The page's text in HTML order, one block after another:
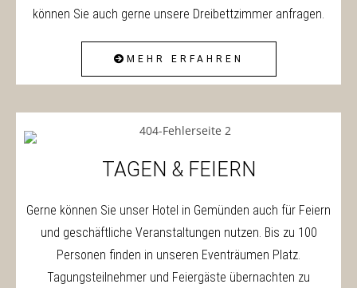
können Sie auch gerne unsere Dreibettzimmer anfragen.
MEHR ERFAHREN
TAGEN & FEIERN
Gerne können Sie unser Hotel in Gemünden auch für Feiern
und geschäftliche Veranstaltungen nutzen. Bis zu 100
Personen finden in unseren Eventräumen Platz.
Tagungsteilnehmer und Feiergäste übernachten zu